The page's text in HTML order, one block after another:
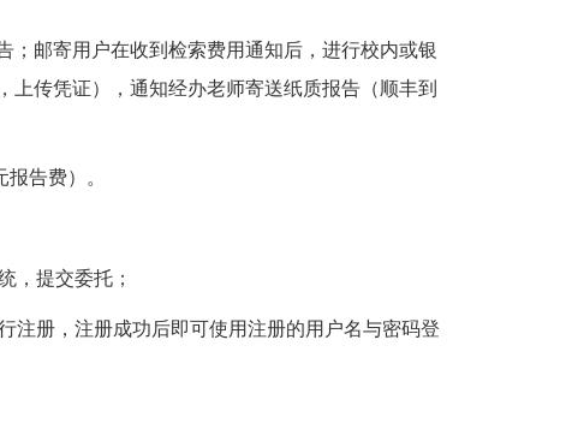
邮寄用户在收到检索费用通知后，进行校内或银
传凭证），通知经办老师寄送纸质报告（顺丰到
报告费）。
，提交委托；
注册，注册成功后即可使用注册的用户名与密码登